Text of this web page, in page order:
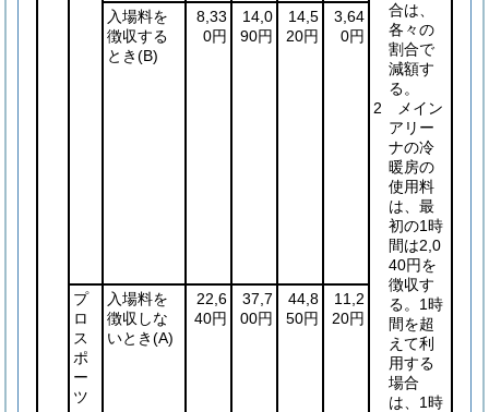
合は、
各々の
割合で
減額す
る。
2 メイン
アリー
ナの冷
暖房の
使用料
は、最
初の1時
間は2,0
40円を
徴収す
る。1時
間を超
えて利
用する
場合
は、1時
入場料を
徴収する
とき(B)
8,33
0円
14,0
90円
14,5
20円
3,64
0円
プ
ロ
ス
ポ
ー
ツ
入場料を
徴収しな
いとき(A)
22,6
40円
37,7
00円
44,8
50円
11,2
20円